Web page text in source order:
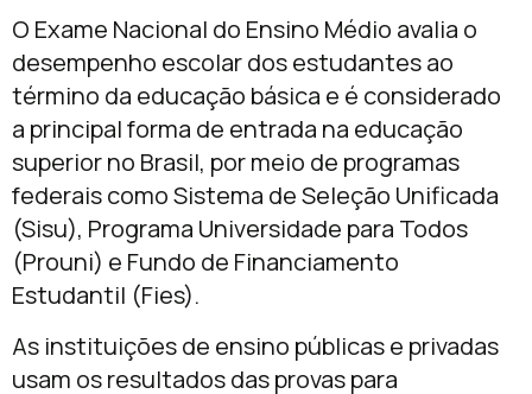
O Exame Nacional do Ensino Médio avalia o
desempenho escolar dos estudantes ao
término da educação básica e é considerado
a principal forma de entrada na educação
superior no Brasil, por meio de programas
federais como Sistema de Seleção Unificada
(Sisu), Programa Universidade para Todos
(Prouni) e Fundo de Financiamento
Estudantil (Fies).
As instituições de ensino públicas e privadas
usam os resultados das provas para